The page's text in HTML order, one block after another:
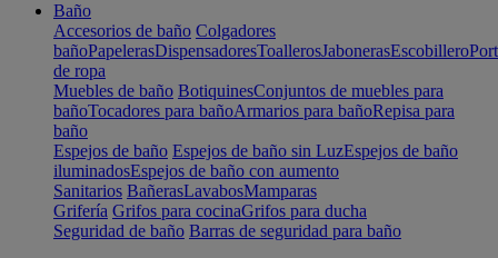
Baño
Accesorios de baño Colgadores
bañoPapelerasDispensadoresToallerosJabonerasEscobillero
de ropa
Muebles de baño BotiquinesConjuntos de muebles para
bañoTocadores para bañoArmarios para bañoRepisa para
baño
Espejos de baño Espejos de baño sin LuzEspejos de baño
iluminadosEspejos de baño con aumento
Sanitarios BañerasLavabosMamparas
Grifería Grifos para cocinaGrifos para ducha
Seguridad de baño Barras de seguridad para baño